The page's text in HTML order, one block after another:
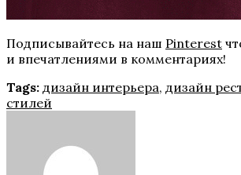
Подписывайтесь на наш Pinterest
и впечатлениями в комментариях!
Tags: дизайн интерьера, дизайн
стилей